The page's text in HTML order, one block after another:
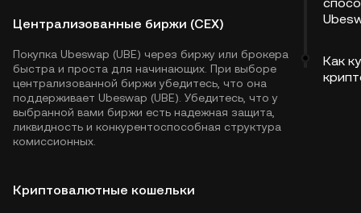
Централизованные биржи (CEX)
Покупка Ubeswap (UBE) через биржу или брокера
быстра и проста для начинающих. При выборе
централизованной биржи убедитесь, что она
поддерживает Ubeswap (UBE). Убедитесь, что у
выбранной вами биржи есть надежная защита,
ликвидность и конкурентоспособная структура
комиссионных.
Криптовалютные кошельки
Как